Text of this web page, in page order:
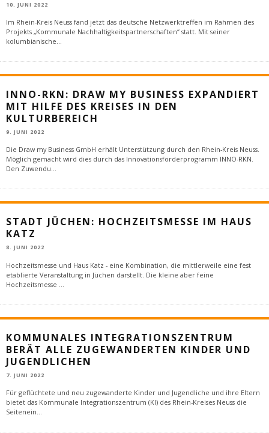
10. JUNI 2022
Im Rhein-Kreis Neuss fand jetzt das deutsche Netzwerktreffen im Rahmen des
Projekts „Kommunale Nachhaltigkeitspartnerschaften“ statt. Mit seiner
kolumbianische...
INNO-RKN: DRAW MY BUSINESS EXPANDIERT
MIT HILFE DES KREISES IN DEN
KULTURBEREICH
9. JUNI 2022
Die Draw my Business GmbH erhält Unterstützung durch den Rhein-Kreis Neuss.
Möglich gemacht wird dies durch das Innovationsförderprogramm INNO-RKN.
Den Zuwendu...
STADT JÜCHEN: HOCHZEITSMESSE IM HAUS
KATZ
8. JUNI 2022
Hochzeitsmesse und Haus Katz - eine Kombination, die mittlerweile eine fest
etablierte Veranstaltung in Jüchen darstellt. Die kleine aber feine
Hochzeitsmesse
KOMMUNALES INTEGRATIONSZENTRUM
BERÄT ALLE ZUGEWANDERTEN KINDER UND
JUGENDLICHEN
7. JUNI 2022
Für geflüchtete und neu zugewanderte Kinder und Jugendliche und ihre Eltern
bietet das Kommunale Integrationszentrum (KI) des Rhein-Kreises Neuss die
Seitenein